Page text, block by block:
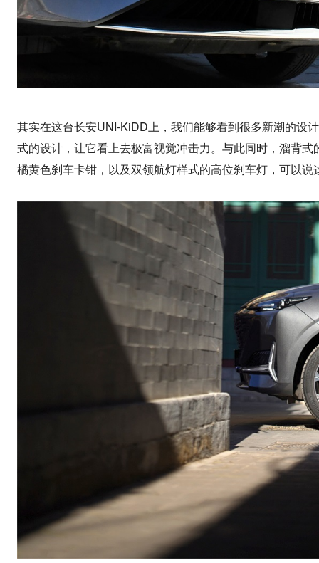
其实在这台长安UNI-KiDD上，我们能够看到很多新潮的设
式的设计，让它看上去极富视觉冲击力。与此同时，溜背
橘黄色刹车卡钳，以及双领航灯样式的高位刹车灯，可以